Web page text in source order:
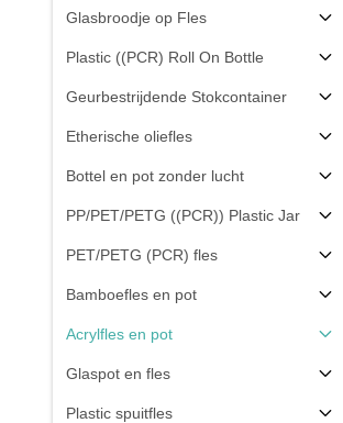
Glasbroodje op Fles
Plastic ((PCR) Roll On Bottle
Geurbestrijdende Stokcontainer
Etherische oliefles
Bottel en pot zonder lucht
PP/PET/PETG ((PCR)) Plastic Jar
PET/PETG (PCR) fles
Bamboefles en pot
Acrylfles en pot
Glaspot en fles
Plastic spuitfles